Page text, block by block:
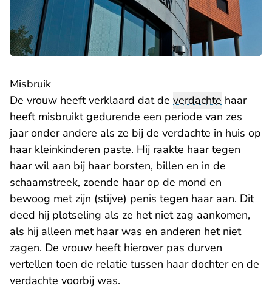
Misbruik
De vrouw heeft verklaard dat de verdachte haar
heeft misbruikt gedurende een periode van zes
jaar onder andere als ze bij de verdachte in huis op
haar kleinkinderen paste. Hij raakte haar tegen
haar wil aan bij haar borsten, billen en in de
schaamstreek, zoende haar op de mond en
bewoog met zijn (stijve) penis tegen haar aan. Dit
deed hij plotseling als ze het niet zag aankomen,
als hij alleen met haar was en anderen het niet
zagen. De vrouw heeft hierover pas durven
vertellen toen de relatie tussen haar dochter en de
verdachte voorbij was.